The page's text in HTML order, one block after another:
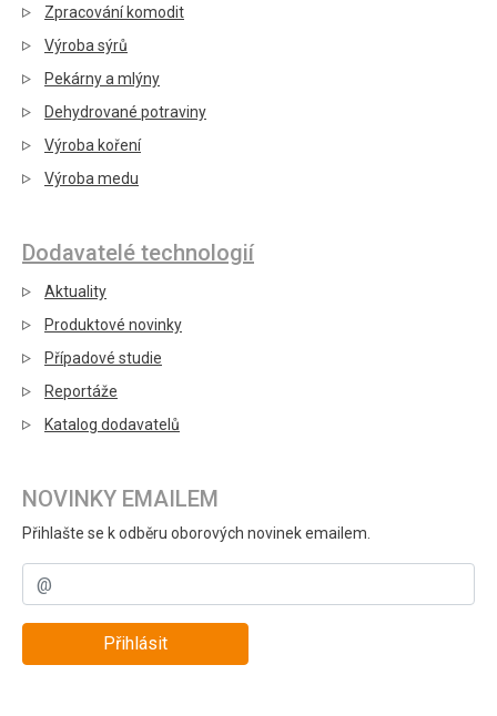
Zpracování komodit
Výroba sýrů
Pekárny a mlýny
Dehydrované potraviny
Výroba koření
Výroba medu
Dodavatelé technologií
Aktuality
Produktové novinky
Případové studie
Reportáže
Katalog dodavatelů
NOVINKY EMAILEM
Přihlašte se k odběru oborových novinek emailem.
Přihlásit